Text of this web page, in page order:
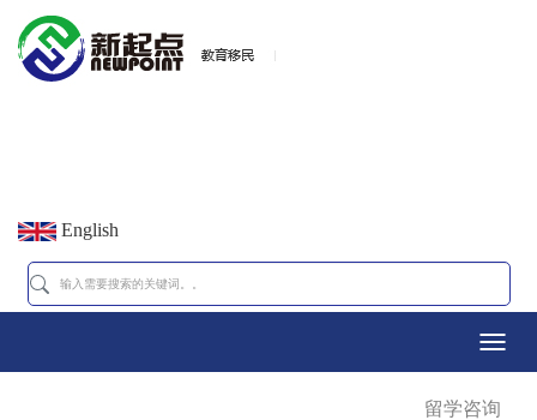
English
留学咨询